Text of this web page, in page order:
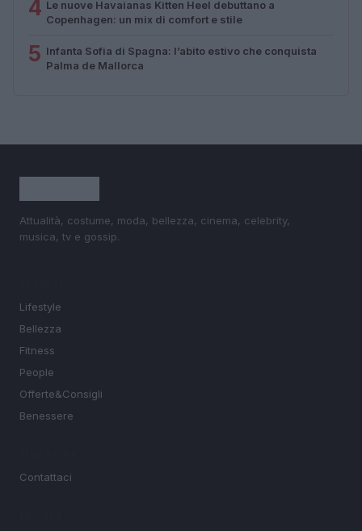
4 Le nuove Havaianas Kitten Heel debuttano a
Copenhagen: un mix di comfort e stile
5 Infanta Sofia di Spagna: l’abito estivo che conquista
Palma de Mallorca
Attualità, costume, moda, bellezza, cinema, celebrity,
musica, tv e gossip.
Lifestyle
Bellezza
Fitness
People
Offerte&Consigli
Benessere
Contattaci